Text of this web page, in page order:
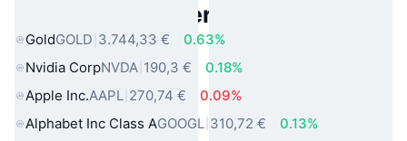
Beliebte reale Vermögenswerte
GoldGOLD 3.744,33 €
0.63%
Nvidia CorpNVDA 190,3 €
0.18%
Apple Inc.AAPL 270,74 €
0.09%
Alphabet Inc Class AGOOGL 310,72 €
0.13%